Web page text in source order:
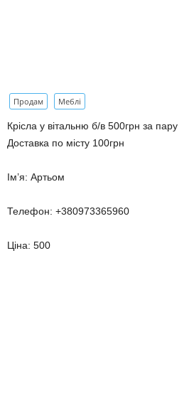
Продам Меблі
Крісла у вітальню б/в 500грн за пару
Доставка по місту 100грн
Ім’я: Артьом
Телефон: +380973365960
Ціна: 500